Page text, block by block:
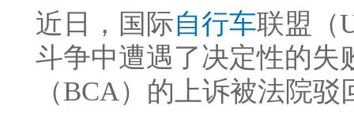
近日，国际自行车联盟（
斗争中遭遇了决定性的失
（BCA）的上诉被法院驳